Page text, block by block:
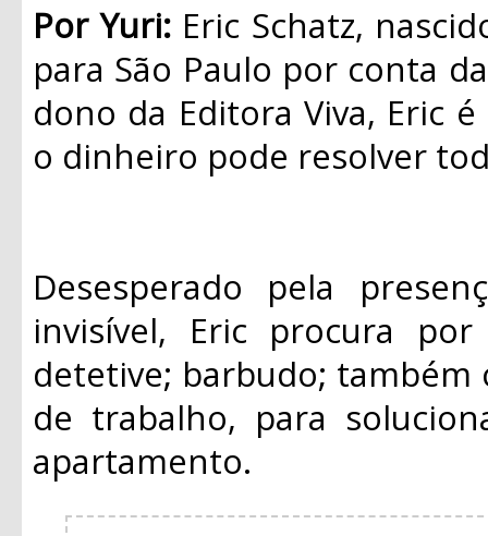
Por Yuri: Eric Schatz,
para São Paulo por conta
dono da Editora Viva, Eric
o dinheiro pode resolver
Desesperado pela
invisível, Eric procura
detetive; barbudo;
de trabalho, para
apartamento.